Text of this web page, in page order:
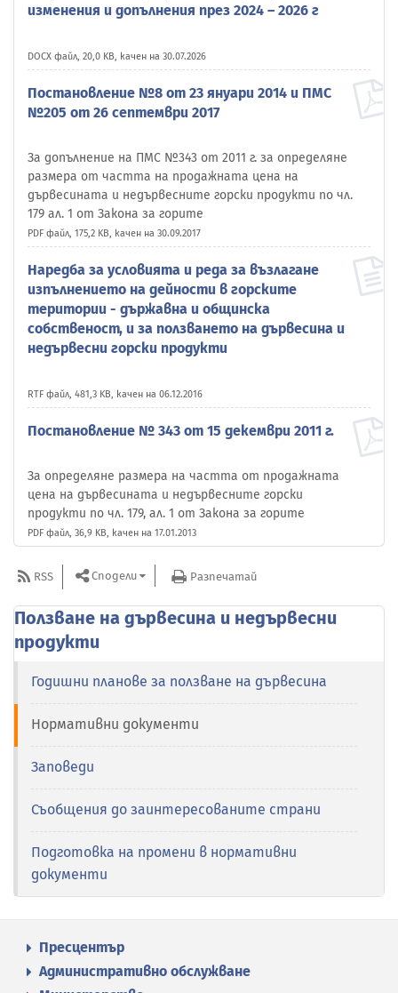
изменения и допълнения през 2024 – 2026 г
DOCX файл, 20,0 KB, качен на 30.07.2026
Постановление №8 от 23 януари 2014 и ПМС
№205 от 26 септември 2017
За допълнение на ПМС №343 от 2011 г. за определяне
размера от частта на продажната цена на
дървесината и недървесните горски продукти по чл.
179 ал. 1 от Закона за горите
PDF файл, 175,2 KB, качен на 30.09.2017
Наредба за условията и реда за възлагане
изпълнението на дейности в горските
територии - държавна и общинска
собственост, и за ползването на дървесина и
недървесни горски продукти
RTF файл, 481,3 KB, качен на 06.12.2016
Постановление № 343 от 15 декември 2011 г.
За определяне размера на частта от продажната
цена на дървесината и недървесните горски
продукти по чл. 179, ал. 1 от Закона за горите
PDF файл, 36,9 KB, качен на 17.01.2013
RSS Сподели Разпечатай
Ползване на дървесина и недървесни
продукти
Годишни планове за ползване на дървесина
Нормативни документи
Заповеди
Съобщения до заинтересованите страни
Подготовка на промени в нормативни
документи
Пресцентър
Административно обслужване